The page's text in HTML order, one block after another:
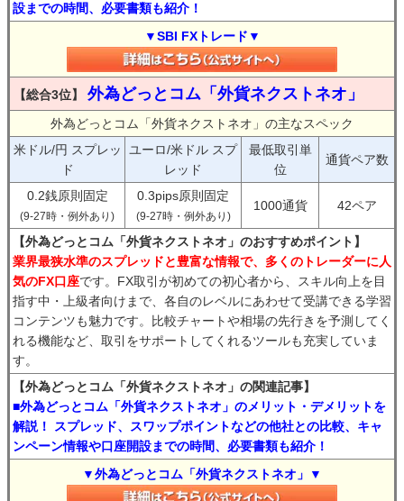
設までの時間、必要書類も紹介！
▼SBI FXトレード▼
【総合3位】 外為どっとコム「外貨ネクストネオ」
外為どっとコム「外貨ネクストネオ」の主なスペック
米ドル/円 スプレッ
ド
ユーロ/米ドル スプ
レッド
最低取引単
位
通貨ペア数
0.2銭原則固定
(9-27時・例外あり)
0.3pips原則固定
(9-27時・例外あり)
1000通貨 42ペア
【外為どっとコム「外貨ネクストネオ」のおすすめポイント】
業界最狭水準のスプレッドと豊富な情報で、多くのトレーダーに人
気のFX口座です。FX取引が初めての初心者から、スキル向上を目
指す中・上級者向けまで、各自のレベルにあわせて受講できる学習
コンテンツも魅力です。比較チャートや相場の先行きを予測してく
れる機能など、取引をサポートしてくれるツールも充実していま
す。
【外為どっとコム「外貨ネクストネオ」の関連記事】
■外為どっとコム「外貨ネクストネオ」のメリット・デメリットを
解説！ スプレッド、スワップポイントなどの他社との比較、キャ
ンペーン情報や口座開設までの時間、必要書類も紹介！
▼外為どっとコム「外貨ネクストネオ」▼